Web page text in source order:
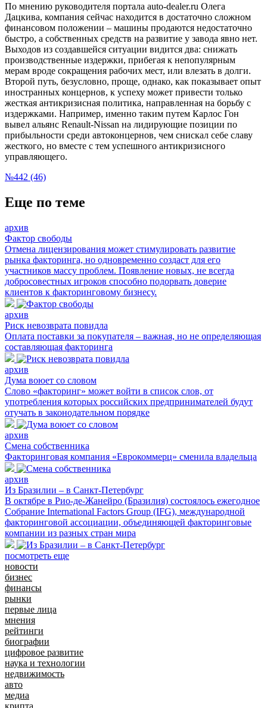
По мнению руководителя портала auto-dealer.ru Олега
Дацкива, компания сейчас находится в достаточно сложном
финансовом положении – машины продаются недостаточно
быстро, а собственных средств на развитие у завода явно нет.
Выходов из создавшейся ситуации видится два: снижать
производственные издержки, прибегая к непопулярным
мерам вроде сокращения рабочих мест, или влезать в долги.
Второй путь, безусловно, проще, однако, как показывает опыт
иностранных концернов, к успеху может привести только
жесткая антикризисная политика, направленная на борьбу с
издержками. Например, именно таким путем Карлос Гон
вывел альянс Renault-Nissan на лидирующие позиции по
прибыльности среди автоконцернов, чем снискал себе славу
жесткого, но вместе с тем успешного антикризисного
управляющего.
№442 (46)
Еще по теме
архив
Фактор свободы
Отмена лицензирования может стимулировать развитие
рынка факторинга, но одновременно создаст для его
участников массу проблем. Появление новых, не всегда
добросовестных игроков способно подорвать доверие
клиентов к факторинговому бизнесу.
архив
Риск невозврата повидла
Оплата поставки за покупателя – важная, но не определяющая
составляющая факторинга
архив
Дума воюет со словом
Слово «факторинг» может войти в список слов, от
употребления которых российских предпринимателей будут
отучать в законодательном порядке
архив
Смена собственника
Факторинговая компания «Еврокоммерц» сменила владельца
архив
Из Бразилии – в Санкт-Петербург
В октябре в Рио-де-Жанейро (Бразилия) состоялось ежегодное
Собрание International Factors Group (IFG), международной
факторинговой ассоциации, объединяющей факторинговые
компании из разных стран мира
посмотреть еще
новости
бизнес
финансы
рынки
первые лица
мнения
рейтинги
биографии
цифровое развитие
наука и технологии
недвижимость
авто
медиа
крипта